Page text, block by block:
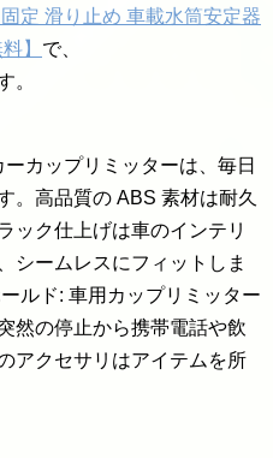
定 滑り止め 車載水筒安定器
】 で、
。
カップリミッターは、毎日
。高品質の ABS 素材は耐久
ック仕上げは車のインテリ
シームレスにフィットしま
ルド: 車用カップリミッター
然の停止から携帯電話や飲
アクセサリはアイテムを所